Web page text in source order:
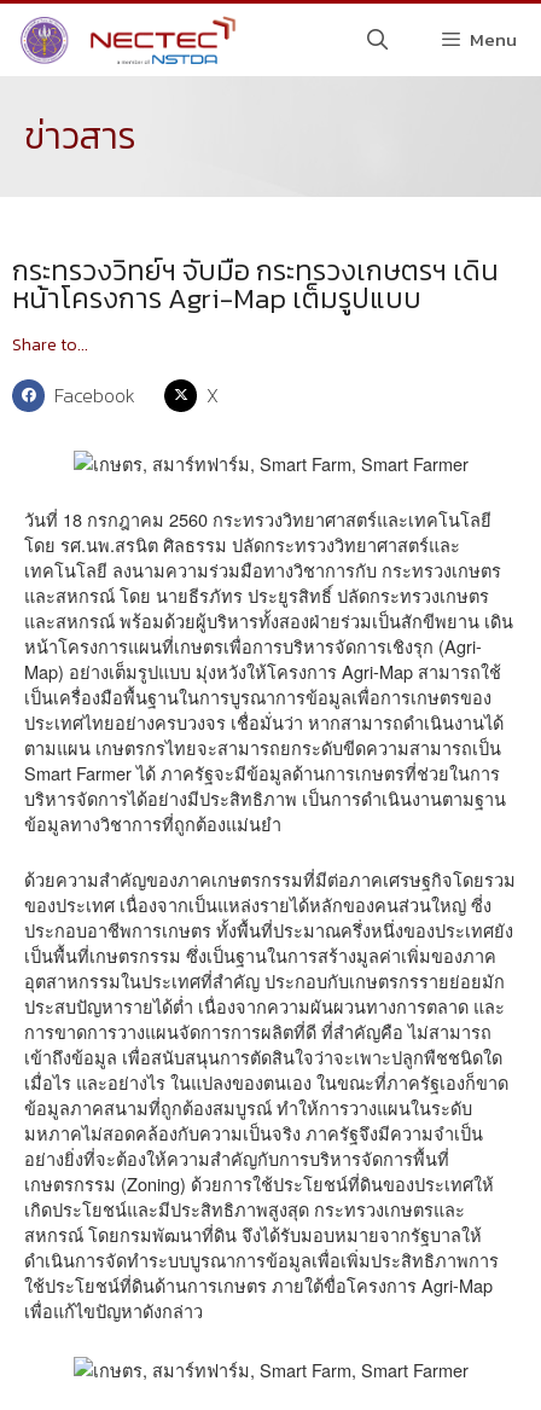
Menu
ข่าวสาร
กระทรวงวิทย์ฯ จับมือ กระทรวงเกษตรฯ เดิน
หน้าโครงการ Agri-Map เต็มรูปแบบ
Share to...
Facebook X
วันที่ 18 กรกฎาคม 2560 กระทรวงวิทยาศาสตร์และเทคโนโลยี
โดย รศ.นพ.สรนิต ศิลธรรม ปลัดกระทรวงวิทยาศาสตร์และ
เทคโนโลยี ลงนามความร่วมมือทางวิชาการกับ กระทรวงเกษตร
และสหกรณ์ โดย นายธีรภัทร ประยูรสิทธิ์ ปลัดกระทรวงเกษตร
และสหกรณ์ พร้อมด้วยผู้บริหารทั้งสองฝ่ายร่วมเป็นสักขีพยาน เดิน
หน้าโครงการแผนที่เกษตรเพื่อการบริหารจัดการเชิงรุก (Agri-
Map) อย่างเต็มรูปแบบ มุ่งหวังให้โครงการ Agri-Map สามารถใช้
เป็นเครื่องมือพื้นฐานในการบูรณาการข้อมูลเพื่อการเกษตรของ
ประเทศไทยอย่างครบวงจร เชื่อมั่นว่า หากสามารถดำเนินงานได้
ตามแผน เกษตรกรไทยจะสามารถยกระดับขีดความสามารถเป็น
Smart Farmer ได้ ภาครัฐจะมีข้อมูลด้านการเกษตรที่ช่วยในการ
บริหารจัดการได้อย่างมีประสิทธิภาพ เป็นการดำเนินงานตามฐาน
ข้อมูลทางวิชาการที่ถูกต้องแม่นยำ
ด้วยความสำคัญของภาคเกษตรกรรมที่มีต่อภาคเศรษฐกิจโดยรวม
ของประเทศ เนื่องจากเป็นแหล่งรายได้หลักของคนส่วนใหญ่ ซี่ง
ประกอบอาชีพการเกษตร ทั้งพื้นที่ประมาณครึ่งหนึ่งของประเทศยัง
เป็นพื้นที่เกษตรกรรม ซึ่งเป็นฐานในการสร้างมูลค่าเพิ่มของภาค
อุตสาหกรรมในประเทศที่สำคัญ ประกอบกับเกษตรกรรายย่อยมัก
ประสบปัญหารายได้ต่ำ เนื่องจากความผันผวนทางการตลาด และ
การขาดการวางแผนจัดการการผลิตที่ดี ที่สำคัญคือ ไม่สามารถ
เข้าถึงข้อมูล เพื่อสนับสนุนการตัดสินใจว่าจะเพาะปลูกพืชชนิดใด
เมื่อไร และอย่างไร ในแปลงของตนเอง ในขณะที่ภาครัฐเองก็ขาด
ข้อมูลภาคสนามที่ถูกต้องสมบูรณ์ ทำให้การวางแผนในระดับ
มหภาคไม่สอดคล้องกับความเป็นจริง ภาครัฐจึงมีความจำเป็น
อย่างยิ่งที่จะต้องให้ความสำคัญกับการบริหารจัดการพื้นที่
เกษตรกรรม (Zoning) ด้วยการใช้ประโยชน์ที่ดินของประเทศให้
เกิดประโยชน์และมีประสิทธิภาพสูงสุด กระทรวงเกษตรและ
สหกรณ์ โดยกรมพัฒนาที่ดิน จึงได้รับมอบหมายจากรัฐบาลให้
ดำเนินการจัดทำระบบบูรณาการข้อมูลเพื่อเพิ่มประสิทธิภาพการ
ใช้ประโยชน์ที่ดินด้านการเกษตร ภายใต้ขื่อโครงการ Agri-Map
เพื่อแก้ไขปัญหาดังกล่าว